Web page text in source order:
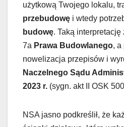
użytkową Twojego lokalu,
przebudowę i wtedy
budowę. Taką
7a Prawa Budowlanego, a
nowelizacja przepisów i
Naczelnego Sądu
2023 r. (sygn. akt II OSK
NSA jasno podkreślił, że